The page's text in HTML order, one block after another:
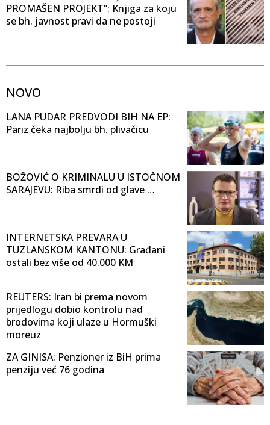
PROMAŠEN PROJEKT”: Knjiga za koju
se bh. javnost pravi da ne postoji
NOVO
LANA PUDAR PREDVODI BIH NA EP:
Pariz čeka najbolju bh. plivačicu
BOŽOVIĆ O KRIMINALU U ISTOČNOM
SARAJEVU: Riba smrdi od glave …
INTERNETSKA PREVARA U
TUZLANSKOM KANTONU: Građani
ostali bez više od 40.000 KM
REUTERS: Iran bi prema novom
prijedlogu dobio kontrolu nad
brodovima koji ulaze u Hormuški
moreuz
ZA GINISA: Penzioner iz BiH prima
penziju već 76 godina